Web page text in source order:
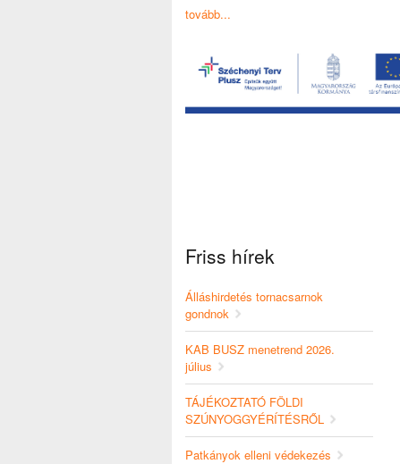
tovább...
Friss hírek
Álláshirdetés tornacsarnok
gondnok
KAB BUSZ menetrend 2026.
július
TÁJÉKOZTATÓ FÖLDI
SZÚNYOGGYÉRÍTÉSRŐL
Patkányok elleni védekezés